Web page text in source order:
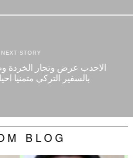
NEXT STORY
الاحدب عرض وتجار الخردة
بالسفير التركي متمنيا
BLOG